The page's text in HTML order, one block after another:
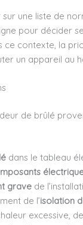
sur une liste de
pour décider
ce contexte, la
un appareil au
de brûlé
dans le tableau
grave de
de l’isolation
excessive, de